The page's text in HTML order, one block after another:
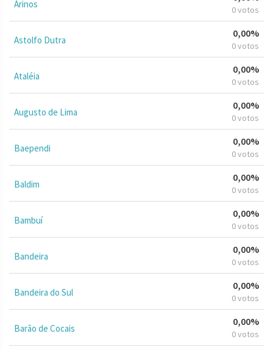
Arinos 0 votos
Astolfo Dutra
0,00%
0 votos
Ataléia
0,00%
0 votos
Augusto de Lima
0,00%
0 votos
Baependi
0,00%
0 votos
Baldim
0,00%
0 votos
Bambuí
0,00%
0 votos
Bandeira
0,00%
0 votos
Bandeira do Sul
0,00%
0 votos
Barão de Cocais
0,00%
0 votos